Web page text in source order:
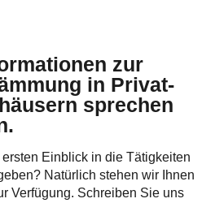
zur
in Privat-
sprechen
Einblick in die Tätigkeiten
Natürlich stehen wir Ihnen
Verfügung. Schreiben Sie uns